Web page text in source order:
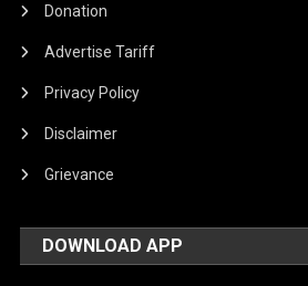
Donation
Advertise Tariff
Privacy Policy
Disclaimer
Grievance
DOWNLOAD APP